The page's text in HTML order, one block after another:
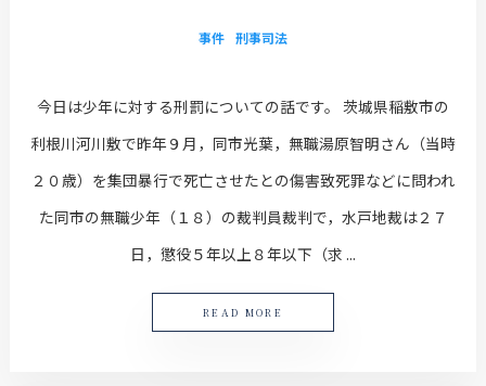
事件 刑事司法
今日は少年に対する刑罰についての話です。 茨城県稲敷市の
利根川河川敷で昨年９月，同市光葉，無職湯原智明さん（当時
２０歳）を集団暴行で死亡させたとの傷害致死罪などに問われ
た同市の無職少年（１８）の裁判員裁判で，水戸地裁は２７
日，懲役５年以上８年以下（求 ...
READ MORE